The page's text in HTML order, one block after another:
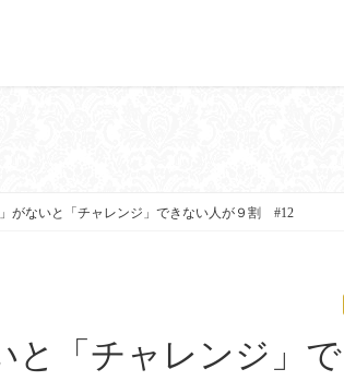
がないと「チャレンジ」できない人が９割 #12